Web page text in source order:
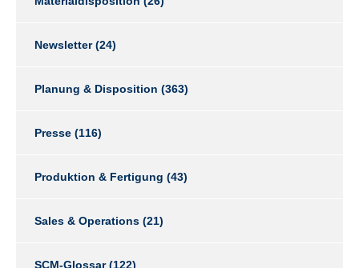
Newsletter(24)
Planung & Disposition (363)
Presse (116)
Produktion & Fertigung (43)
Sales & Operations (21)
SCM-Glossar(122)